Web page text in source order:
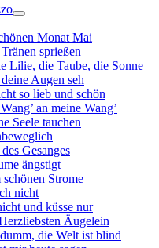
Monat Mai
sprießen
Lilie, die Taube, die Sonne
Augen seh
so lieb und schön
an meine Wang’
Seele tauchen
Gesanges
ängstigt
Strome
nicht
und küsse nur
Äugelein
die Welt ist blind